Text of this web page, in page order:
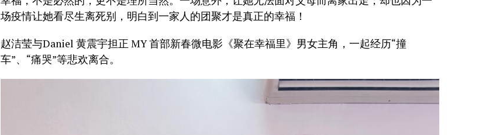
场疫情让她看尽生离死别，明白到一家人的团聚才是真正的幸福！
赵洁莹与Daniel 黄震宇担正 MY 首部新春微电影《聚在幸福里》男女主角，一起经历“撞
车”、“痛哭”等悲欢离合。